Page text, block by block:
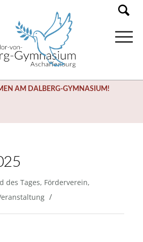
AM DALBERG-GYMNASIUM!
des Tages, Förderverein,
/